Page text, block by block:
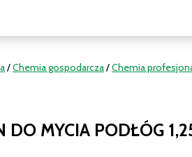
/Chemia gospodarcza/Chemia
DO MYCIA PODŁÓG